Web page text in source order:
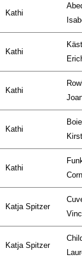
Kathi
Kathi
Kathi
Kathi
Kathi
Katja Spitzer
Katja Spitzer